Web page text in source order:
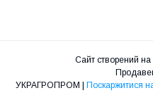
Сайт створений на
УКРАГРОПРОМ | Поскаржитися